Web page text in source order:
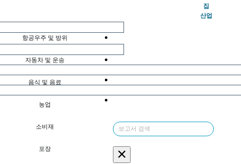
집(현재의)
산업
항공우주 및 방위
자동차 및 운송
음식 및 음료
농업
소비재
포장 ×